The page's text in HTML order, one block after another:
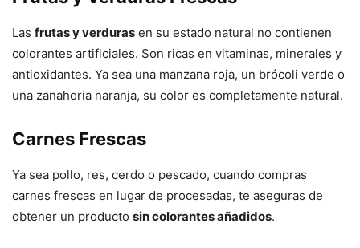
Las frutas y verduras en su estado natural no contienen
colorantes artificiales. Son ricas en vitaminas, minerales y
antioxidantes. Ya sea una manzana roja, un brócoli verde o
una zanahoria naranja, su color es completamente natural.
Carnes Frescas
Ya sea pollo, res, cerdo o pescado, cuando compras
carnes frescas en lugar de procesadas, te aseguras de
obtener un producto sin colorantes añadidos.